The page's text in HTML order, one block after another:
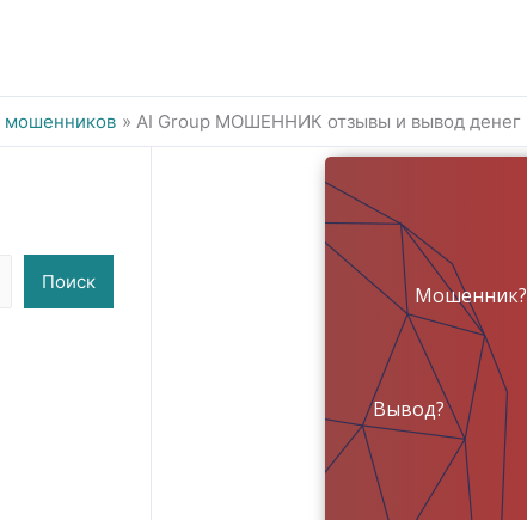
мошенников AI Group МОШЕННИК отзывы и вывод денег
Поиск
Мошенник?
Вывод?